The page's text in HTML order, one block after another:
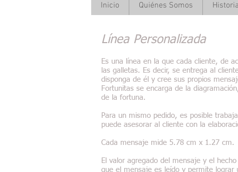
Inicio Quiénes Somos Historia
Línea Personalizada
Es una línea en la que cada cliente, de
las galletas. Es decir, se entrega al
disponga de él y cree sus propios
Fortunitas se encarga de la
de la fortuna.
Para un mismo pedido, es posible
puede asesorar al cliente con la
Cada mensaje mide 5.78 cm x 1.27 cm.
El valor agregado del mensaje y el
que el mensaje es leído y permite lograr